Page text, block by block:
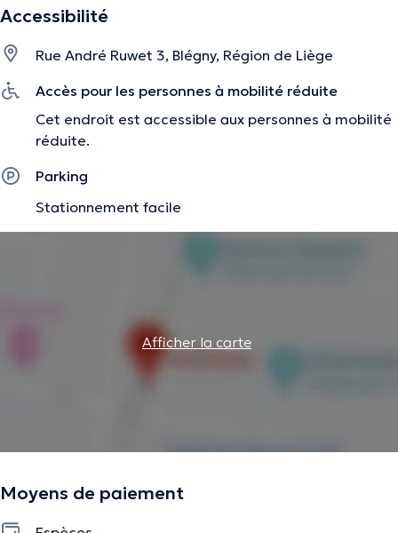
informations vérifiées.
Accessibilité
Rue André Ruwet 3, Blégny, Région de Liège
Accès pour les personnes à mobilité réduite
Cet endroit est accessible aux personnes à mobilité
réduite.
Parking
Stationnement facile
Afficher la carte
Moyens de paiement